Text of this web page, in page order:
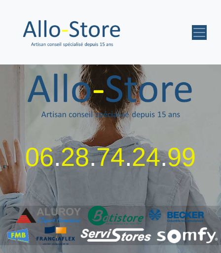
06.28.74.24.99